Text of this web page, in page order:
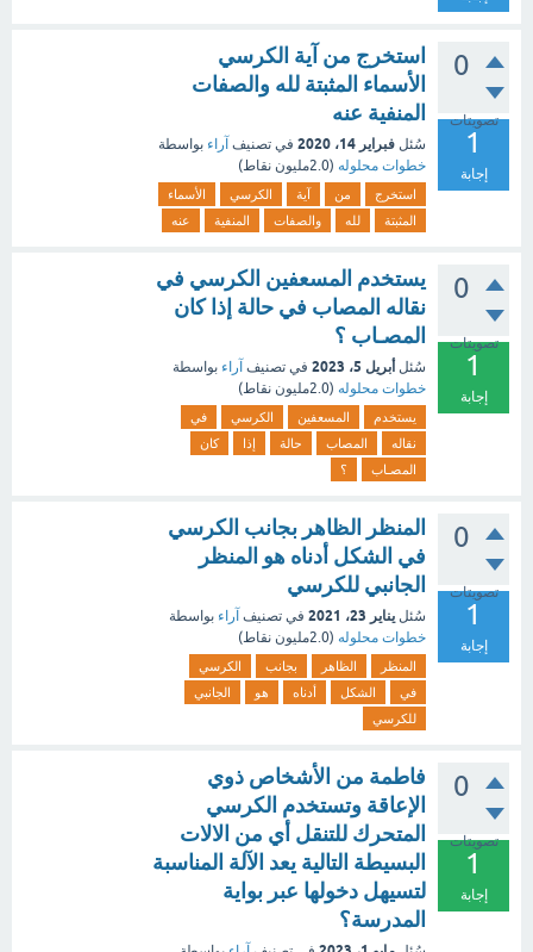
0
تصويتات
1
إجابة
استخرج من آية الكرسي
الأسماء المثبتة لله والصفات
المنفية عنه
سُئل فبراير 14، 2020 في تصنيف آراء بواسطة
خطوات محلوله (2.0مليون نقاط)
استخرج من آية الكرسي
الأسماء
المثبتة
لله والصفات المنفية عنه
0
تصويتات
1
إجابة
يستخدم المسعفين الكرسي في
نقاله المصاب في حالة إذا كان
المصـاب ؟
سُئل أبريل 5، 2023 في تصنيف آراء بواسطة
خطوات محلوله (2.0مليون نقاط)
يستخدم المسعفين الكرسي
في
نقاله
المصاب حالة إذا
كان
المصـاب
؟
0
تصويتات
1
إجابة
المنظر الظاهر بجانب الكرسي
في الشكل أدناه هو المنظر
الجانبي للكرسي
سُئل يناير 23، 2021 في تصنيف آراء بواسطة
خطوات محلوله (2.0مليون نقاط)
المنظر الظاهر بجانب
الكرسي
في
الشكل أدناه هو
الجانبي
للكرسي
0
تصويتات
1
إجابة
فاطمة من الأشخاص ذوي
الإعاقة وتستخدم الكرسي
المتحرك للتنقل أي من الالات
البسيطة التالية يعد الآلة المناسبة
لتسيهل دخولها عبر بواية
المدرسة؟